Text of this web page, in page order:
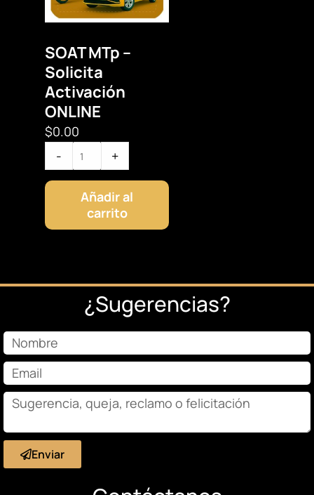
SOAT MTp –
Solicita
Activación
ONLINE
$0.00
Solicita
ONLINE
- +
Añadir al
carrito
¿Sugerencias?
Enviar